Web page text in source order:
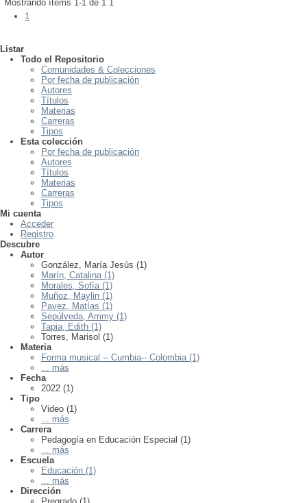
Mostrando ítems 1-1 de 1 1
1
Listar
Todo el Repositorio
Comunidades & Colecciones
Por fecha de publicación
Autores
Títulos
Materias
Carreras
Tipos
Esta colección
Por fecha de publicación
Autores
Títulos
Materias
Carreras
Tipos
Mi cuenta
Acceder
Registro
Descubre
Autor
González, María Jesús (1)
Marín, Catalina (1)
Morales, Sofía (1)
Muñoz, Maylin (1)
Pavez, Matías (1)
Sepúlveda, Ammy (1)
Tapia, Edith (1)
Torres, Marisol (1)
Materia
Forma musical -- Cumbia-- Colombia (1)
... más
Fecha
2022 (1)
Tipo
Video (1)
... más
Carrera
Pedagogía en Educación Especial (1)
... más
Escuela
Educación (1)
... más
Dirección